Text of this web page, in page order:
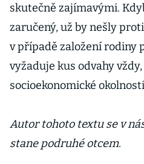
skutečně zajímavými.
zaručený, už by nešly
v případě založení rodiny
vyžaduje kus odvahy
socioekonomické
Autor tohoto textu se v
stane podruhé otcem.